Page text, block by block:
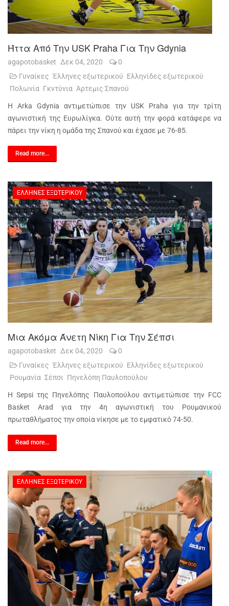
Ήττα Από Την USK Praha Για Την Gdynia
agapotobasket Δεκ 04, 2020
0
Γυναίκες Έλληνες εξωτερικού Ελληνίδες εξωτερικού
Πολωνία Γκντύνια Άρτεμις Σπανού
Η Arka Gdynia αντιμετώπισε την USK Praha για την τρίτη
αγωνιστική της Ευρωλίγκα. Ούτε αυτή την φορά κατάφερε να
πάρει την νίκη η ομάδα της Σπανού και έχασε με 76-85.
Read more...
ΈΛΛΗΝΕΣ ΕΞΩΤΕΡΙΚΟΎ
Μια Ακόμα Άνετη Νίκη Για Την Σέπσι
agapotobasket Δεκ 04, 2020
0
Γυναίκες Έλληνες εξωτερικού Ελληνίδες εξωτερικού
Ρουμανία Σέπσι Πηνελόπη Παυλοπούλου
Η Sepsi της Πηνελόπης Παυλοπούλου αντιμετώπισε την FCC
Basket Arad για την 4η αγωνιστική του Ρουμανικού
πρωταθλήματος την οποία νίκησε με το εμφατικό 74-50.
Read more...
ΈΛΛΗΝΕΣ ΕΞΩΤΕΡΙΚΟΎ